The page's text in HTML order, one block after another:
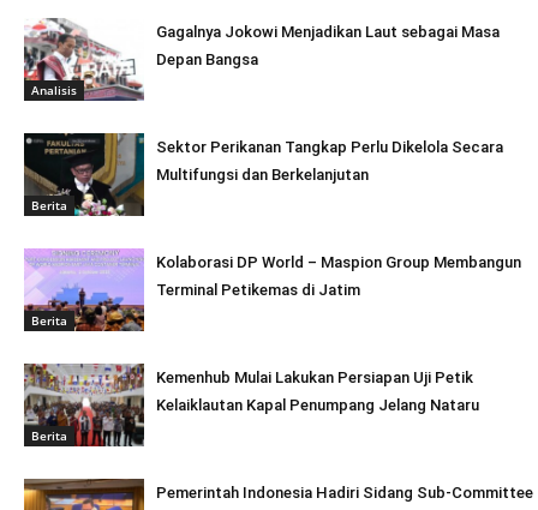
Analisis
Gagalnya Jokowi Menjadikan Laut sebagai Masa
Depan Bangsa
Berita
Sektor Perikanan Tangkap Perlu Dikelola Secara
Multifungsi dan Berkelanjutan
Berita
Kolaborasi DP World – Maspion Group Membangun
Terminal Petikemas di Jatim
Berita
Kemenhub Mulai Lakukan Persiapan Uji Petik
Kelaiklautan Kapal Penumpang Jelang Nataru
Pemerintah Indonesia Hadiri Sidang Sub-Committee